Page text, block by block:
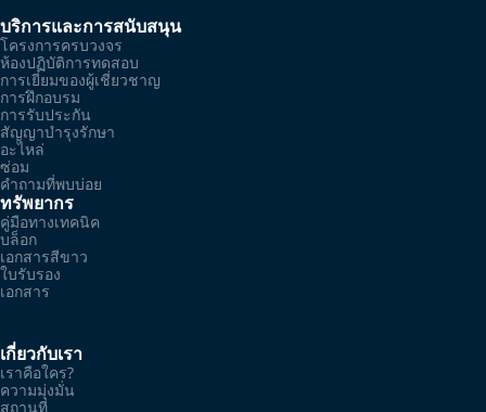
บริการและการสนับสนุน
โครงการครบวงจร
ห้องปฏิบัติการทดสอบ
การเยี่ยมของผู้เชี่ยวชาญ
การฝึกอบรม
การรับประกัน
สัญญาบำรุงรักษา
อะไหล่
ซ่อม
คำถามที่พบบ่อย
ทรัพยากร
คู่มือทางเทคนิค
บล็อก
เอกสารสีขาว
ใบรับรอง
เอกสาร
เกี่ยวกับเรา
เราคือใคร?
ความมุ่งมั่น
สถานที่